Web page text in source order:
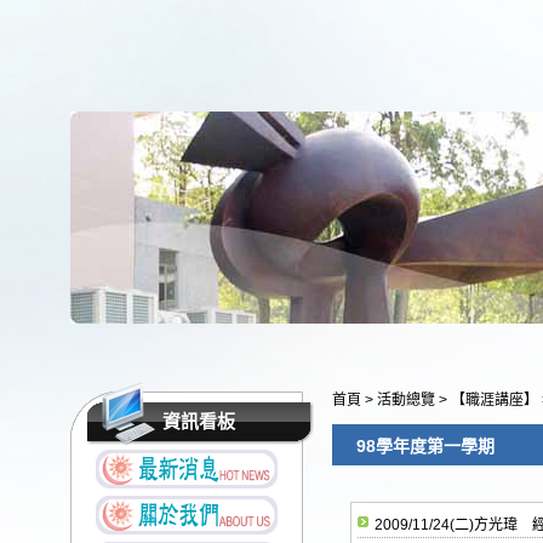
資訊看板
首頁 > 活動總覽 > 【職涯講座】
98學年度第一學期
2009/11/24(二)方光瑋